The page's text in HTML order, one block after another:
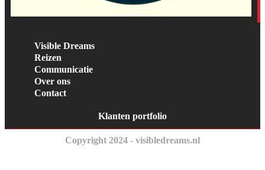
Visible Dreams
Reizen
Communicatie
Over ons
Contact
Klanten portfolio
Copyright 2024 - visibledreams.nl